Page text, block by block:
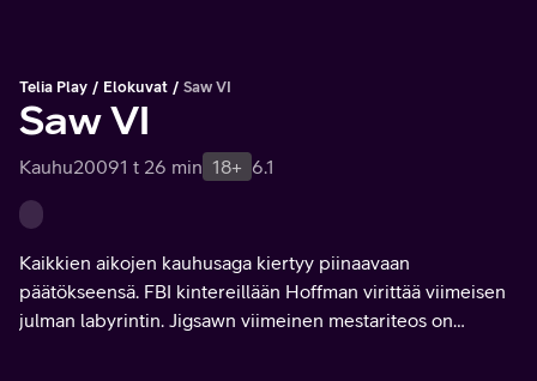
Telia Play Elokuvat Saw VI
Saw VI
Kauhu20091 t 26 min 18+ 6.1
Kaikkien aikojen kauhusaga kiertyy piinaavaan
päätökseensä. FBI kintereillään Hoffman virittää viimeisen
julman labyrintin. Jigsawn viimeinen mestariteos on